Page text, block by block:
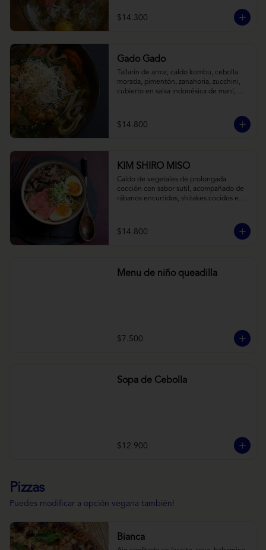
$14.300
Gado Gado
Tallarín de arroz, caldo kombu, cebolla
morada, pimentón, zanahoria, zucchini,
cubierto en salsa indonésica de maní,
$14.800
KIM SHIRO MISO
Caldo de vegetales de prolongada
cocción con sabor sutil, acompañado de
rábanos encurtidos, shitakes cocidos en
vegana) y los infaltables fideos de ramen.
$14.800
Menu de niño queadilla
$7.500
Sopa de Cebolla
$12.900
Pizzas
Puedes modificar a opción vegana también!
Bianca